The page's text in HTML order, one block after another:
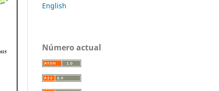
English
Número actual